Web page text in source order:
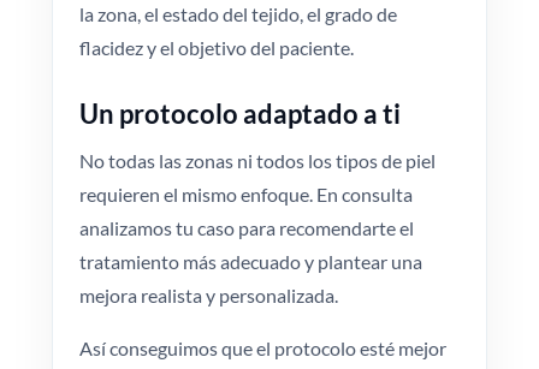
la zona, el estado del tejido, el grado de
flacidez y el objetivo del paciente.
Un protocolo adaptado a ti
No todas las zonas ni todos los tipos de piel
requieren el mismo enfoque. En consulta
analizamos tu caso para recomendarte el
tratamiento más adecuado y plantear una
mejora realista y personalizada.
Así conseguimos que el protocolo esté mejor